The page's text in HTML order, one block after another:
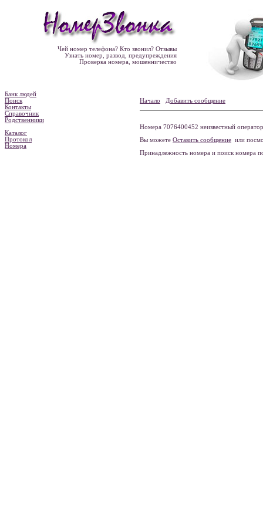
Чей номер телефона? Кто звонил? Отзывы
Узнать номер, развод, предупреждения
Проверка номера, мошенничество
Банк людей
Поиск
Контакты
Справочник
Родственники
Каталог
Протокол
Номера
Начало Добавить сообщение
Номера 7076400452 неизвестный оператор
Вы можете Оставить сообщение или
Принадлежность номера и поиск номера